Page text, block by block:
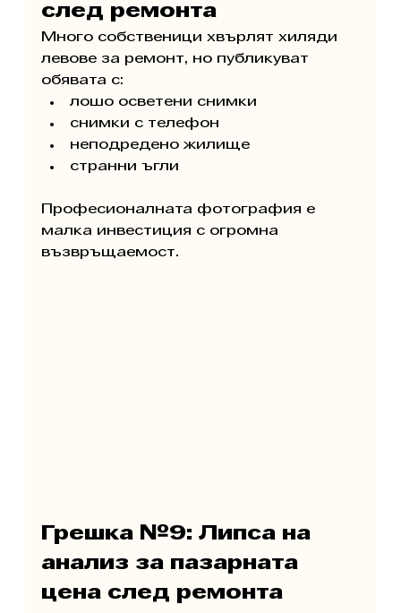
след ремонта
Много собственици хвърлят хиляди
левове за ремонт, но публикуват
обявата с:
лошо осветени снимки
снимки с телефон
неподредено жилище
странни ъгли
Професионалната фотография е
малка инвестиция с огромна
възвръщаемост.
Грешка №9: Липса на
анализ за пазарната
цена след ремонта